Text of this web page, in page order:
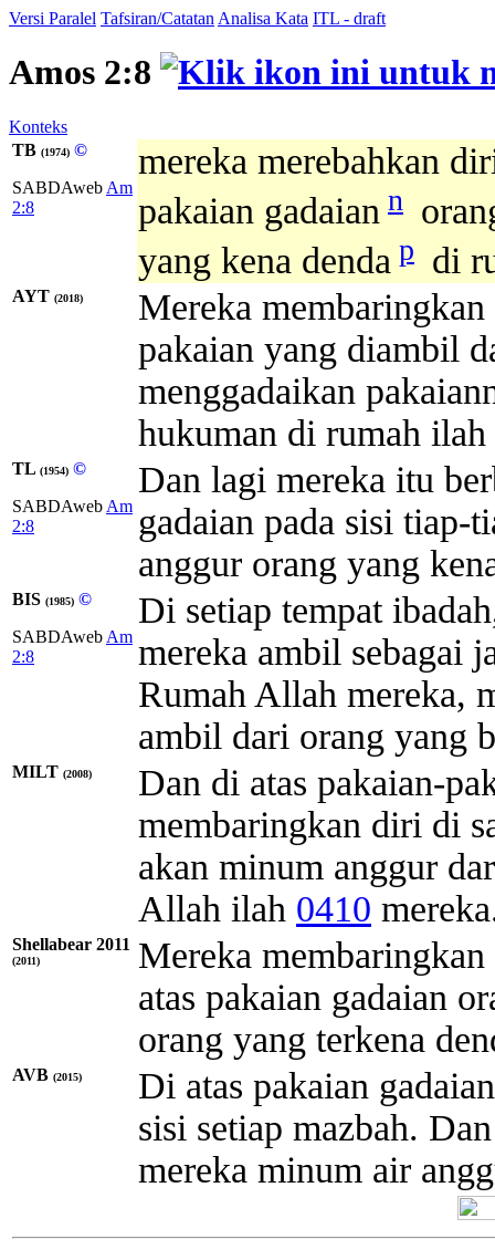
Versi Paralel Tafsiran/Catatan Analisa Kata ITL - draft
Amos 2:8
Konteks
TB (1974) ©
SABDAweb Am
2:8
mereka merebahkan
pakaian gadaian n
yang kena denda p di
AYT (2018)
Mereka
pakaian yang diambil
menggadaikan
hukuman di rumah ilah
TL (1954) ©
SABDAweb Am
2:8
Dan lagi mereka itu
gadaian pada sisi tiap-
anggur orang yang
BIS (1985) ©
SABDAweb Am
2:8
Di setiap tempat
mereka ambil sebagai
Rumah Allah mereka,
ambil dari orang yang
MILT (2008)
Dan di atas pakaian-
membaringkan diri di
akan minum anggur
Allah ilah 0410
Shellabear 2011
(2011)
Mereka
atas pakaian gadaian
orang yang terkena
AVB (2015)
Di atas pakaian
sisi setiap mazbah.
mereka minum air